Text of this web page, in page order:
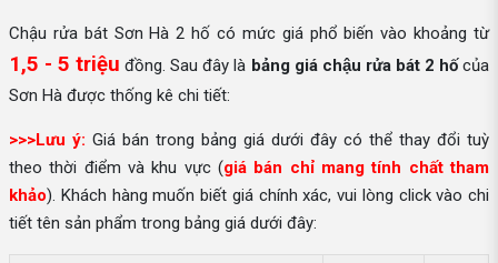
Chậu rửa bát Sơn Hà 2 hố có mức giá phổ biến vào khoảng từ
1,5 - 5 triệu đồng. Sau đây là bảng giá chậu rửa bát 2 hốcủa
Sơn Hà được thống kê chi tiết:
>>>Lưu ý: Giá bán trong bảng giá dưới đây có thể thay đổi tuỳ
theo thời điểm và khu vực (giá bán chỉ mang tính chất tham
khảo). Khách hàng muốn biết giá chính xác, vui lòng click vào chi
tiết tên sản phẩm trong bảng giá dưới đây: